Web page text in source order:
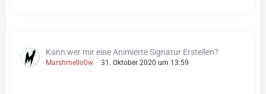
Kann wer mir eine Animierte Signatur Erstellen?
Marshmello0w 31. Oktober 2020 um 13:59